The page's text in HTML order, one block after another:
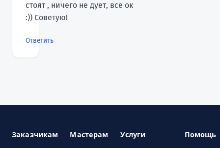
стоят , ничего не дует, все ок
:)) Советую!
Ответить
Заказчикам Мастерам Услуги Помощь